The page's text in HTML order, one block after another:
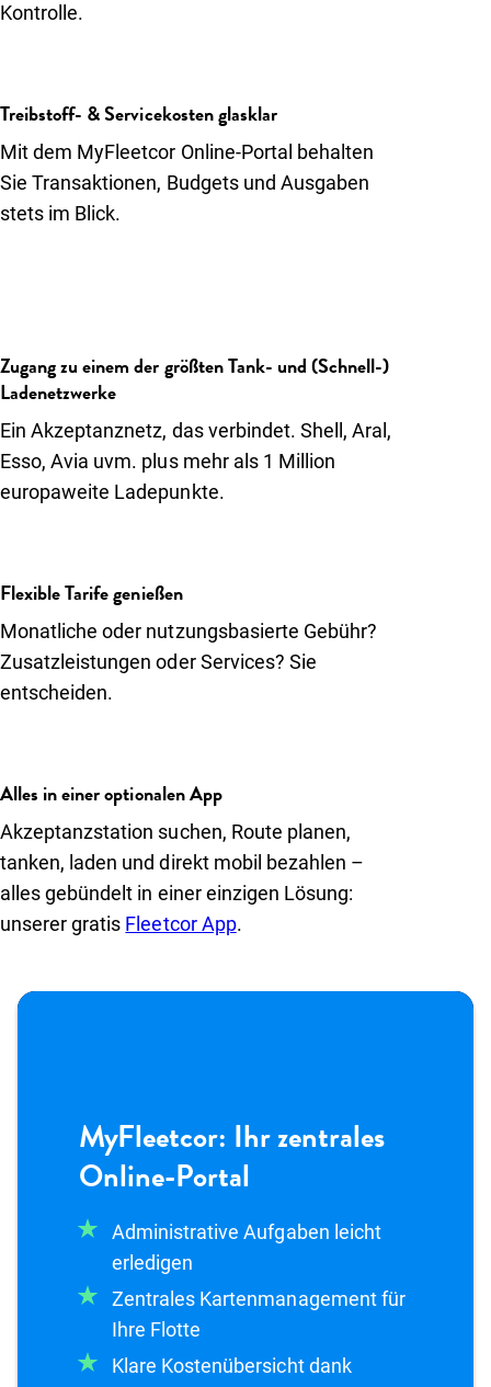
Kontrolle.
Treibstoff- & Servicekosten glasklar
Mit dem MyFleetcor Online-Portal behalten
Sie Transaktionen, Budgets und Ausgaben
stets im Blick.
Zugang zu einem der größten Tank- und (Schnell-)
Ladenetzwerke
Ein Akzeptanznetz, das verbindet. Shell, Aral,
Esso, Avia uvm. plus mehr als 1 Million
europaweite Ladepunkte.
Flexible Tarife genießen
Monatliche oder nutzungsbasierte Gebühr?
Zusatzleistungen oder Services? Sie
entscheiden.
Alles in einer optionalen App
Akzeptanzstation suchen, Route planen,
tanken, laden und direkt mobil bezahlen –
alles gebündelt in einer einzigen Lösung:
unserer gratis Fleetcor App.
MyFleetcor: Ihr zentrales
Online-Portal
Administrative Aufgaben leicht
erledigen
Zentrales Kartenmanagement für
Ihre Flotte
Klare Kostenübersicht dank